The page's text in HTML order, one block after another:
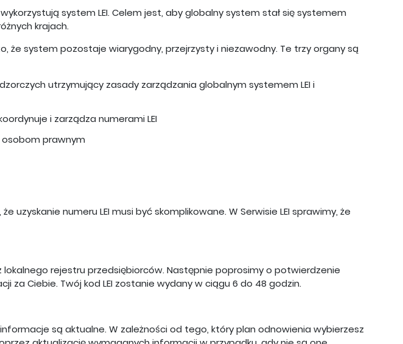
system LEI. Celem jest, aby globalny system stał się systemem
krajach.
że system pozostaje wiarygodny, przejrzysty i niezawodny. Te trzy organy są
utrzymujący zasady zarządzania globalnym systemem LEI i
i zarządza numerami LEI
osobom prawnym
numeru LEI musi być skomplikowane. W Serwisie LEI sprawimy, że
rejestru przedsiębiorców. Następnie poprosimy o potwierdzenie
za Ciebie. Twój kod LEI zostanie wydany w ciągu 6 do 48 godzin.
są aktualne. W zależności od tego, który plan odnowienia wybierzesz